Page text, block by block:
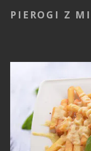
PIEROGI Z